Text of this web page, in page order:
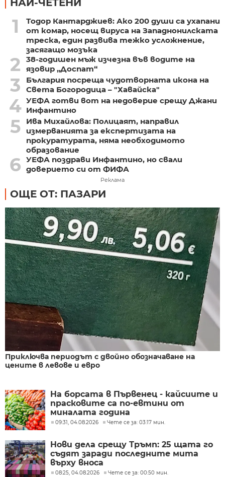
1
Тодор Кантарджиев: Ако 200 души са ухапани
от комар, носещ вируса на Западнонилската
треска, един развива тежко усложнение,
засягащо мозъка
2
38-годишен мъж изчезна във водите на
язовир „Доспат“
3
България посреща чудотворната икона на
Света Богородица – "Хавайска"
4 УЕФА готви вот на недоверие срещу Джани
Инфантино
5
Ива Михайлова: Полицаят, направил
измерванията за експертизата на
прокуратурата, няма необходимото
образование
6 УЕФА поздрави Инфантино, но свали
доверието си от ФИФА
Реклама
ОЩЕ ОТ: ПАЗАРИ
Приключва периодът с двойно обозначаване на
цените в левове и евро
На борсата в Първенец - кайсиите и
прасковите са по-евтини от
миналата година
09:31, 04.08.2026 Чете се за: 03:17 мин.
Нови дела срещу Тръмп: 25 щата го
съдят заради последните мита
върху вноса
08:25, 04.08.2026 Чете се за: 00:50 мин.